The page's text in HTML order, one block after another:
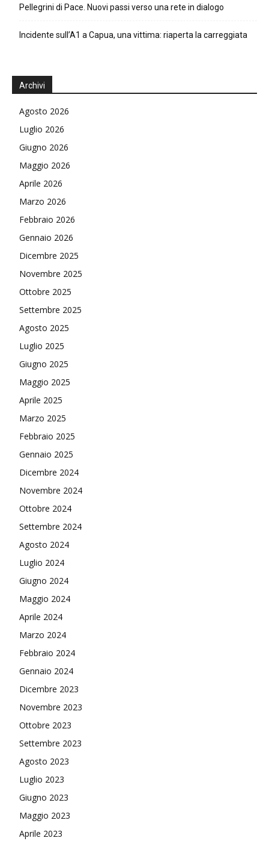
Pellegrini di Pace. Nuovi passi verso una rete in dialogo
Incidente sull’A1 a Capua, una vittima: riaperta la carreggiata
Archivi
Agosto 2026
Luglio 2026
Giugno 2026
Maggio 2026
Aprile 2026
Marzo 2026
Febbraio 2026
Gennaio 2026
Dicembre 2025
Novembre 2025
Ottobre 2025
Settembre 2025
Agosto 2025
Luglio 2025
Giugno 2025
Maggio 2025
Aprile 2025
Marzo 2025
Febbraio 2025
Gennaio 2025
Dicembre 2024
Novembre 2024
Ottobre 2024
Settembre 2024
Agosto 2024
Luglio 2024
Giugno 2024
Maggio 2024
Aprile 2024
Marzo 2024
Febbraio 2024
Gennaio 2024
Dicembre 2023
Novembre 2023
Ottobre 2023
Settembre 2023
Agosto 2023
Luglio 2023
Giugno 2023
Maggio 2023
Aprile 2023